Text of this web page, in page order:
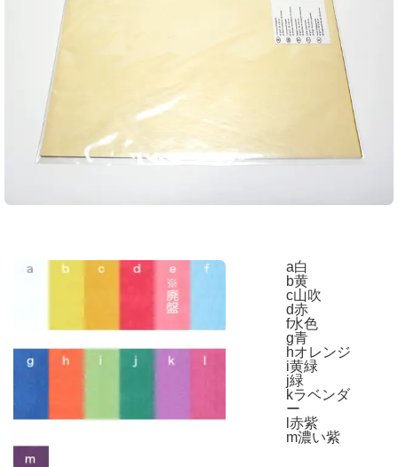
a白
b黄
c山吹
d赤
f水色
g青
hオレンジ
i黄緑
j緑
kラベンダ
ー
l赤紫
m濃い紫